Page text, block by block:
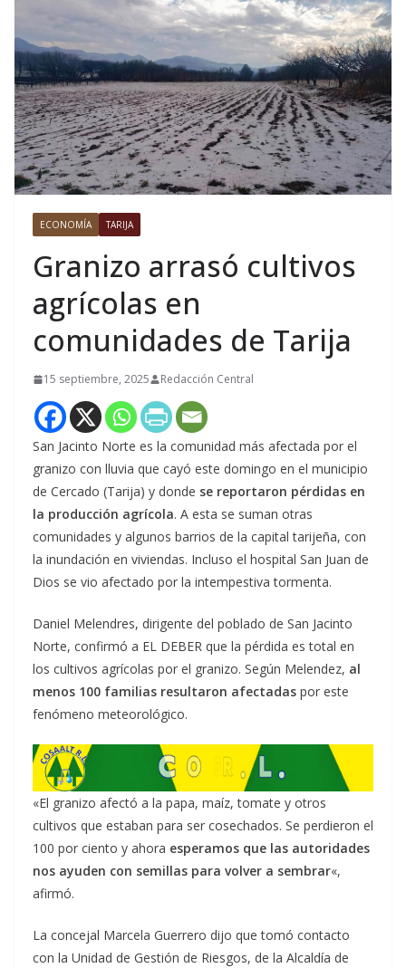
ECONOMÍA TARIJA
Granizo arrasó cultivos
agrícolas en
comunidades de Tarija
15 septiembre, 2025 Redacción Central
San Jacinto Norte es la comunidad más afectada por el
granizo con lluvia que cayó este domingo en el municipio
de Cercado (Tarija) y donde se reportaron pérdidas en
la producción agrícola. A esta se suman otras
comunidades y algunos barrios de la capital tarijeña, con
la inundación en viviendas. Incluso el hospital San Juan de
Dios se vio afectado por la intempestiva tormenta.
Daniel Melendres, dirigente del poblado de San Jacinto
Norte, confirmó a EL DEBER que la pérdida es total en
los cultivos agrícolas por el granizo. Según Melendez, al
menos 100 familias resultaron afectadas por este
fenómeno meteorológico.
«El granizo afectó a la papa, maíz, tomate y otros
cultivos que estaban para ser cosechados. Se perdieron el
100 por ciento y ahora esperamos que las autoridades
nos ayuden con semillas para volver a sembrar«,
afirmó.
La concejal Marcela Guerrero dijo que tomó contacto
con la Unidad de Gestión de Riesgos, de la Alcaldía de